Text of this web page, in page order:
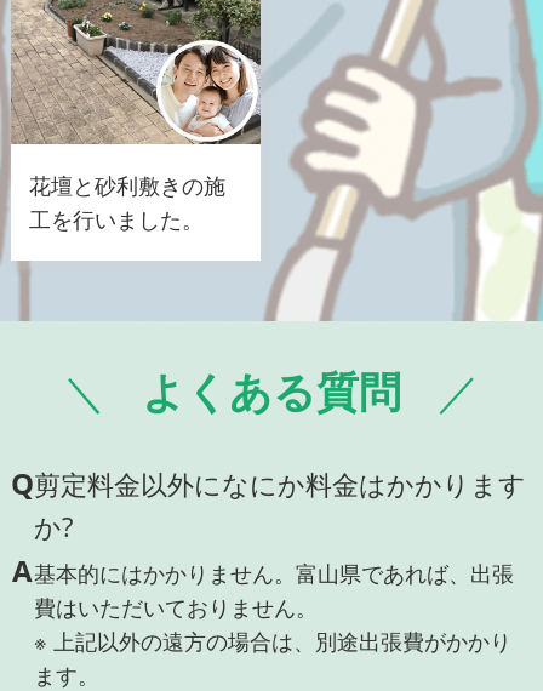
花壇と砂利敷きの施
工を行いました。
よくある質問
Q剪定料金以外になにか料金はかかります
か?
A基本的にはかかりません。富山県であれば、出張
費はいただいておりません。
※ 上記以外の遠方の場合は、別途出張費がかかり
ます。